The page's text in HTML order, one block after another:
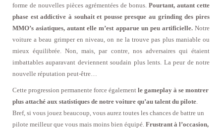
forme de nouvelles pièces agrémentées de bonus. Pourtant, autant cette
phase est addictive à souhait et pousse presque au grinding des pires
MMO’s asiatiques, autant elle m’est apparue un peu artificielle.Notre
voiture a beau grimper en niveau, on ne la trouve pas plus maniable ou
mieux équilibrée. Non, mais, par contre, nos adversaires qui étaient
imbattables auparavant deviennent soudain plus lents. La peur de notre
nouvelle réputation peut-être…
Cette progression permanente force également le gameplay à se montrer
plus attaché aux statistiques de notre voiture qu’au talent du pilote.
Bref, si vous jouez beaucoup, vous aurez toutes les chances de battre un
pilote meilleur que vous mais moins bien équipé. Frustrant à l’occasion,